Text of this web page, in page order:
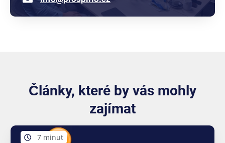
Články, které by vás mohly
zajímat
7 minut